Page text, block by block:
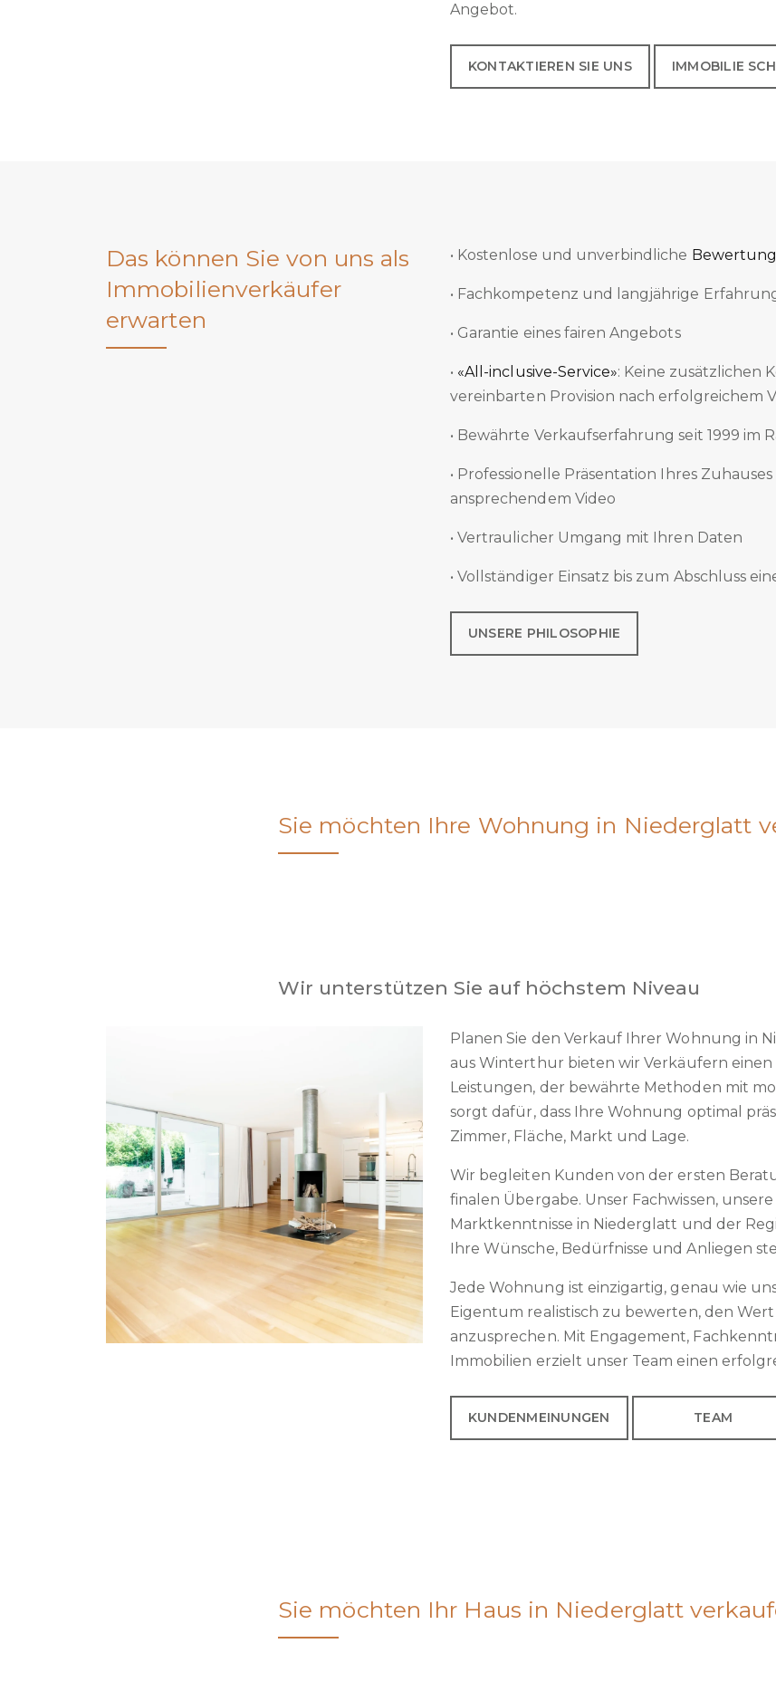
Angebot.
KONTAKTIEREN SIE UNS IMMOBILIE
Das können Sie von uns als
Immobilienverkäufer
erwarten
• Kostenlose und unverbindliche Bewertung
• Fachkompetenz und langjährige
• Garantie eines fairen Angebots
• «All-inclusive-Service»: Keine zusätzlichen
vereinbarten Provision nach erfolgreichem
• Bewährte Verkaufserfahrung seit 1999
• Professionelle Präsentation Ihres
ansprechendem Video
• Vertraulicher Umgang mit Ihren Daten
• Vollständiger Einsatz bis zum Abschluss
UNSERE PHILOSOPHIE
Sie möchten Ihre Wohnung in Niederglatt
Wir unterstützen Sie auf höchstem Niveau
Planen Sie den Verkauf Ihrer Wohnung in
aus Winterthur bieten wir Verkäufern
Leistungen, der bewährte Methoden mit
sorgt dafür, dass Ihre Wohnung optimal
Zimmer, Fläche, Markt und Lage.
Wir begleiten Kunden von der ersten
finalen Übergabe. Unser Fachwissen,
Marktkenntnisse in Niederglatt und der
Ihre Wünsche, Bedürfnisse und Anliegen
Jede Wohnung ist einzigartig, genau wie
Eigentum realistisch zu bewerten, den
anzusprechen. Mit Engagement,
Immobilien erzielt unser Team einen
KUNDENMEINUNGEN TEAM
Sie möchten Ihr Haus in Niederglatt